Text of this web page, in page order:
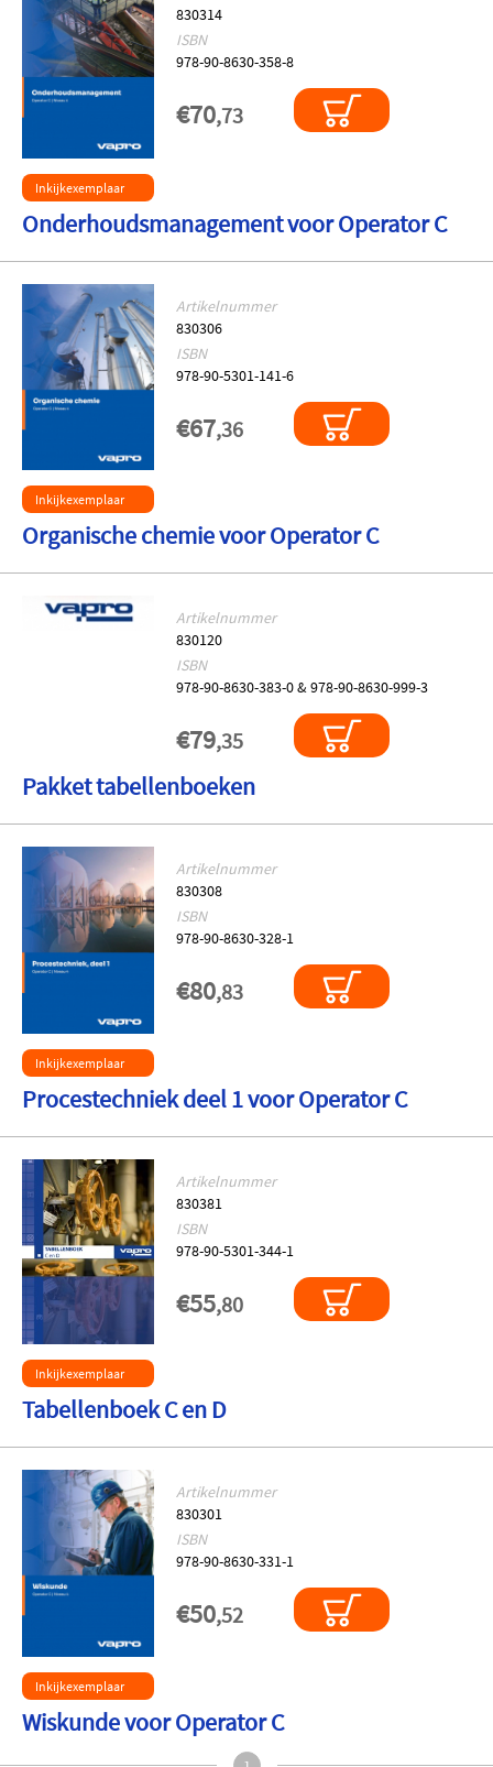
Inkijkexemplaar
Onderhoudsmanagement voor Operator C
€70,73
830314
ISBN
978-90-8630-358-8
Inkijkexemplaar
Organische chemie voor Operator C
€67,36
Artikelnummer
830306
ISBN
978-90-5301-141-6
Pakket tabellenboeken
€79,35
Artikelnummer
830120
ISBN
978-90-8630-383-0 & 978-90-8630-999-3
Inkijkexemplaar
Procestechniek deel 1 voor Operator C
€80,83
Artikelnummer
830308
ISBN
978-90-8630-328-1
Inkijkexemplaar
Tabellenboek C en D
€55,80
Artikelnummer
830381
ISBN
978-90-5301-344-1
Inkijkexemplaar
Wiskunde voor Operator C
€50,52
Artikelnummer
830301
ISBN
978-90-8630-331-1